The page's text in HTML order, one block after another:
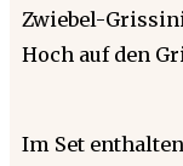
Zwiebel-
Hoch auf den
Im Set